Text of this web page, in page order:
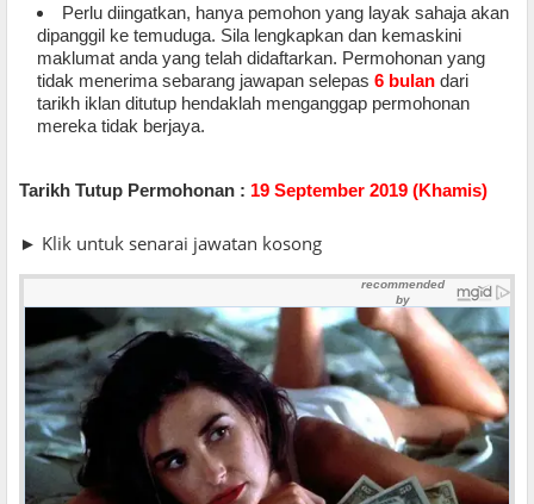
Perlu diingatkan, hanya pemohon yang layak sahaja akan
dipanggil ke temuduga. Sila lengkapkan dan kemaskini
maklumat anda yang telah didaftarkan. Permohonan yang
tidak menerima sebarang jawapan selepas 6 bulan dari
tarikh iklan ditutup hendaklah menganggap permohonan
mereka tidak berjaya.
Tarikh Tutup Permohonan : 19 September 2019 (Khamis)
► Klik untuk senarai jawatan kosong